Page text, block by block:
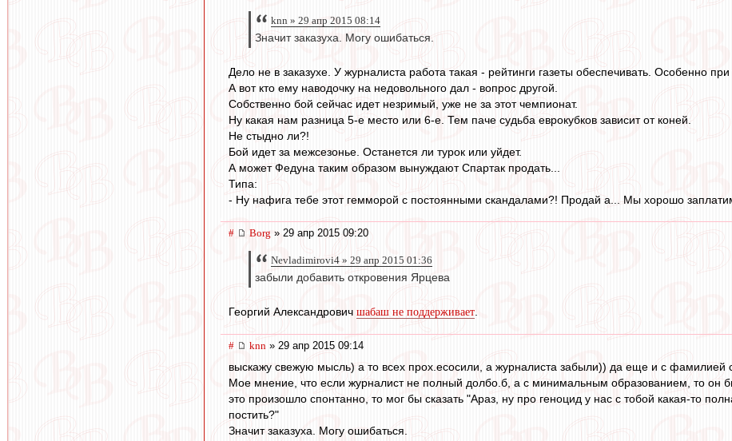
knn » 29 апр 2015 08:14
Значит заказуха. Могу ошибаться.
Дело не в заказухе. У журналиста работа такая - рейтинги газеты обеспечивать. Особенно
А вот кто ему наводочку на недовольного дал - вопрос другой.
Собственно бой сейчас идет незримый, уже не за этот чемпионат.
Ну какая нам разница 5-е место или 6-е. Тем паче судьба еврокубков зависит от коней.
Не стыдно ли?!
Бой идет за межсезонье. Останется ли турок или уйдет.
А может Федуна таким образом вынуждают Спартак продать...
Типа:
- Ну нафига тебе этот гемморой с постоянными скандалами?! Продай а... Мы хорошо
# Borg » 29 апр 2015 09:20
Nevladimirovi4 » 29 апр 2015 01:36
забыли добавить откровения Ярцева
Георгий Александрович шабаш не поддерживает.
# knn » 29 апр 2015 09:14
выскажу свежую мысль) а то всех прох.есосили, а журналиста забыли)) да еще и с фамилией
Мое мнение, что если журналист не полный долбо.б, а с минимальным образованием, то он
это произошло спонтанно, то мог бы сказать "Араз, ну про геноцид у нас с тобой какая-то
постить?"
Значит заказуха. Могу ошибаться.